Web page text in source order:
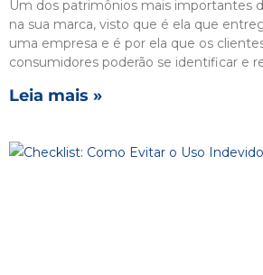
Um dos patrimônios mais importantes
na sua marca, visto que é ela que
uma empresa e é por ela que os
consumidores poderão se identificar e
Leia mais »